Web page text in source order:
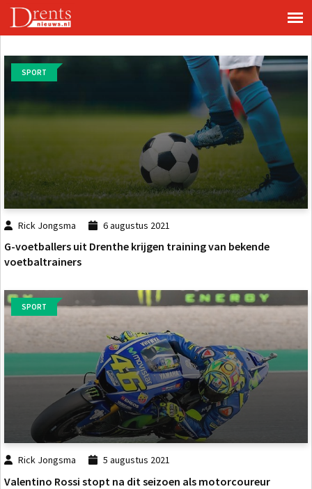
SPORT
Rick Jongsma 6 augustus 2021
G-voetballers uit Drenthe krijgen training van bekende
voetbaltrainers
SPORT
Rick Jongsma 5 augustus 2021
Valentino Rossi stopt na dit seizoen als motorcoureur